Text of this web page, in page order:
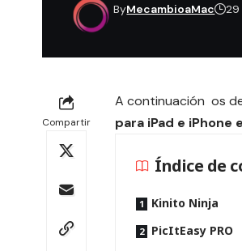
ByMecambioaMac 29
Compartir
A continuación os
para iPad e iPhone
Índice de
Kinito Ninja
PicItEasy PRO